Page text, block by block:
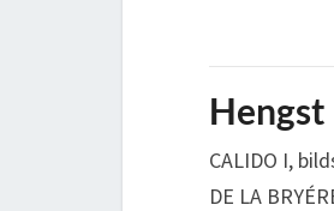
CALIDO I,
DE LA